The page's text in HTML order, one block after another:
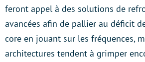
feront appel à des solutions de
avancées afin de pallier au déficit
core en jouant sur les fréquences,
architectures tendent à grimper